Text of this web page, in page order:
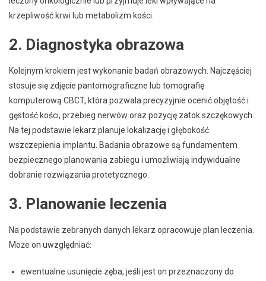
krzepliwość krwi lub metabolizm kości.
2. Diagnostyka obrazowa
Kolejnym krokiem jest wykonanie badań obrazowych. Najczęściej
stosuje się zdjęcie pantomograficzne lub tomografię
komputerową CBCT, która pozwala precyzyjnie ocenić objętość i
gęstość kości, przebieg nerwów oraz pozycję zatok szczękowych.
Na tej podstawie lekarz planuje lokalizację i głębokość
wszczepienia implantu. Badania obrazowe są fundamentem
bezpiecznego planowania zabiegu i umożliwiają indywidualne
dobranie rozwiązania protetycznego.
3. Planowanie leczenia
Na podstawie zebranych danych lekarz opracowuje plan leczenia.
Może on uwzględniać:
ewentualne usunięcie zęba, jeśli jest on przeznaczony do